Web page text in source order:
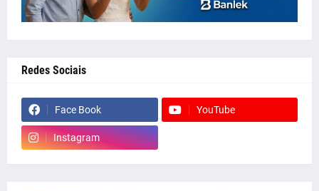
Redes Sociais
Face Book YouTube
Instagram